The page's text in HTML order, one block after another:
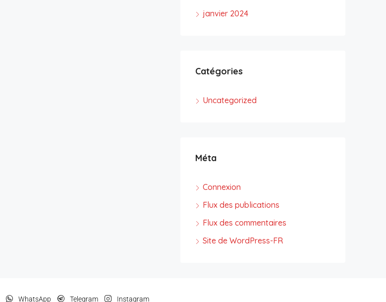
janvier 2024
Catégories
Uncategorized
Méta
Connexion
Flux des publications
Flux des commentaires
Site de WordPress-FR
WhatsApp Telegram Instagram